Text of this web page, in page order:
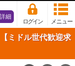
メニュー
ログイン
詳細
ミドル世代歓迎求